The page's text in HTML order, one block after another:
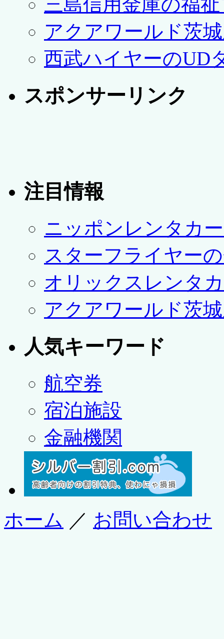
三島信用金庫の福
アクアワールド茨
西武ハイヤーのUD
スポンサーリンク
注目情報
ニッポンレンタカ
スターフライヤー
オリックスレンタ
アクアワールド茨
人気キーワード
航空券
宿泊施設
金融機関
ホーム ／ お問い合わせ